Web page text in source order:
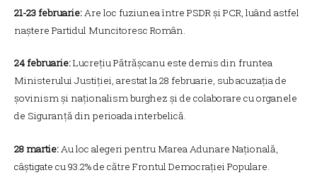
21-23 februarie:Are loc fuziunea între PSDR și PCR, luând astfel
naștere Partidul Muncitoresc Român.
24 februarie:Lucrețiu Pătrășcanu este demis din fruntea
Ministerului Justiției, arestat la 28 februarie, sub acuzația de
șovinism și naționalism burghez și de colaborare cu organele
de Siguranță din perioada interbelică.
28 martie:Au loc alegeri pentru Marea Adunare Națională,
câștigate cu 93.2% de către Frontul Democrației Populare.